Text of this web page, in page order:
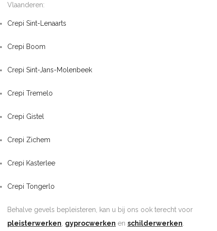
Vlaanderen:
Crepi Sint-Lenaarts
Crepi Boom
Crepi Sint-Jans-Molenbeek
Crepi Tremelo
Crepi Gistel
Crepi Zichem
Crepi Kasterlee
Crepi Tongerlo
Behalve gevels bepleisteren, kan u bij ons ook terecht voor
pleisterwerken, gyprocwerken en schilderwerken.